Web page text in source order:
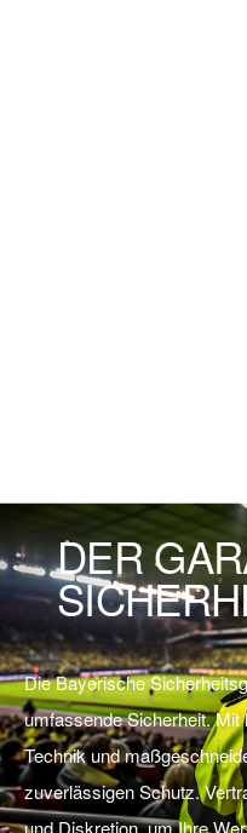
DER
Die Bayerische
umfassende Sicherheit.
Technik und
zuverlässigen Schutz.
und Diskretion, um Ihre